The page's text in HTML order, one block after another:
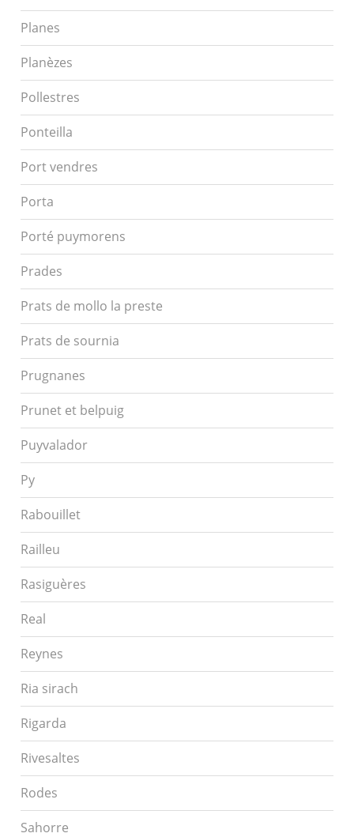
Planes
Planèzes
Pollestres
Ponteilla
Port vendres
Porta
Porté puymorens
Prades
Prats de mollo la preste
Prats de sournia
Prugnanes
Prunet et belpuig
Puyvalador
Py
Rabouillet
Railleu
Rasiguères
Real
Reynes
Ria sirach
Rigarda
Rivesaltes
Rodes
Sahorre